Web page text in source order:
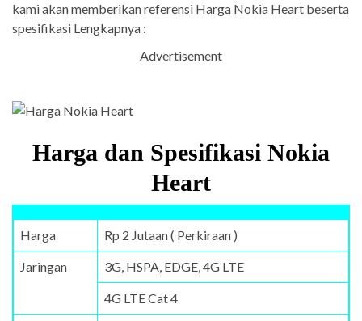
kami akan memberikan referensi Harga Nokia Heart beserta
spesifikasi Lengkapnya :
Advertisement
Harga dan Spesifikasi Nokia
Heart
Harga Rp 2 Jutaan ( Perkiraan )
Jaringan 3G, HSPA, EDGE, 4G LTE
4G LTE Cat 4